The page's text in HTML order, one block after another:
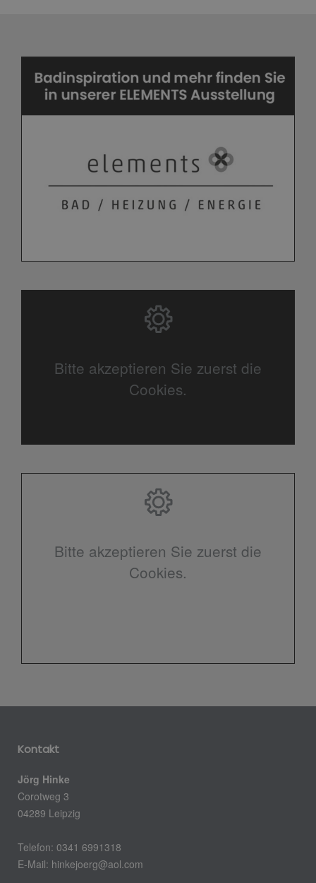
Bitte akzeptieren Sie zuerst die
Cookies.
Bitte akzeptieren Sie zuerst die
Cookies.
Kontakt
Jörg Hinke
Corotweg 3
04289 Leipzig
Telefon: 0341 6991318
E-Mail: hinkejoerg@aol.com